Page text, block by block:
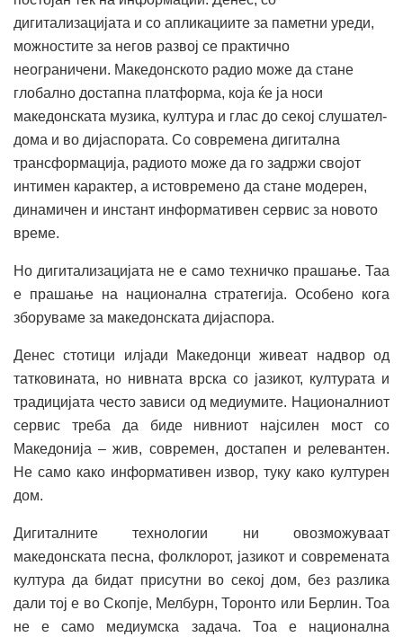
дигитализацијата и со апликациите за паметни уреди,
можностите за негов развој се практично
неограничени. Македонското радио може да стане
глобално достапна платформа, која ќе ја носи
македонската музика, култура и глас до секој слушател-
дома и во дијаспората. Со современа дигитална
трансформација, радиото може да го задржи својот
интимен карактер, а истовремено да стане модерен,
динамичен и инстант информативен сервис за новото
време.
Но дигитализацијата не е само техничко прашање. Таа
е прашање на национална стратегија. Особено кога
зборуваме за македонската дијаспора.
Денес стотици илјади Македонци живеат надвор од
татковината, но нивната врска со јазикот, културата и
традицијата често зависи од медиумите. Националниот
сервис треба да биде нивниот најсилен мост со
Македонија – жив, современ, достапен и релевантен.
Не само како информативен извор, туку како културен
дом.
Дигиталните технологии ни овозможуваат
македонската песна, фолклорот, јазикот и современата
култура да бидат присутни во секој дом, без разлика
дали тој е во Скопје, Мелбурн, Торонто или Берлин. Тоа
не е само медиумска задача. Тоа е национална